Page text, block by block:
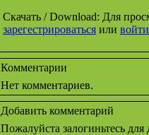
Скачать / Download: Для
зарегестрироваться или
Комментарии
Нет комментариев.
Добавить комментарий
Пожалуйста залогиньтесь